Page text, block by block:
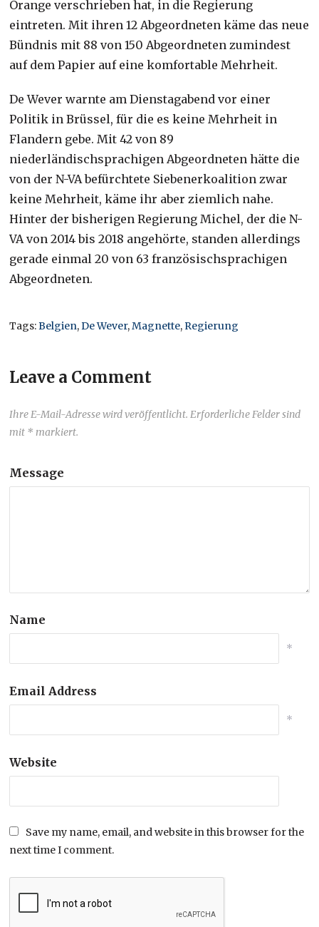
Orange verschrieben hat, in die Regierung
eintreten. Mit ihren 12 Abgeordneten käme das neue
Bündnis mit 88 von 150 Abgeordneten zumindest
auf dem Papier auf eine komfortable Mehrheit.
De Wever warnte am Dienstagabend vor einer
Politik in Brüssel, für die es keine Mehrheit in
Flandern gebe. Mit 42 von 89
niederländischsprachigen Abgeordneten hätte die
von der N-VA befürchtete Siebenerkoalition zwar
keine Mehrheit, käme ihr aber ziemlich nahe.
Hinter der bisherigen Regierung Michel, der die N-
VA von 2014 bis 2018 angehörte, standen allerdings
gerade einmal 20 von 63 französischsprachigen
Abgeordneten.
Tags:Belgien,De Wever,Magnette,Regierung
Leave a Comment
Ihre E-Mail-Adresse wird veröffentlicht. Erforderliche Felder sind
mit * markiert.
Message
Name
*
Email Address
*
Website
Save my name, email, and website in this browser for the
next time I comment.